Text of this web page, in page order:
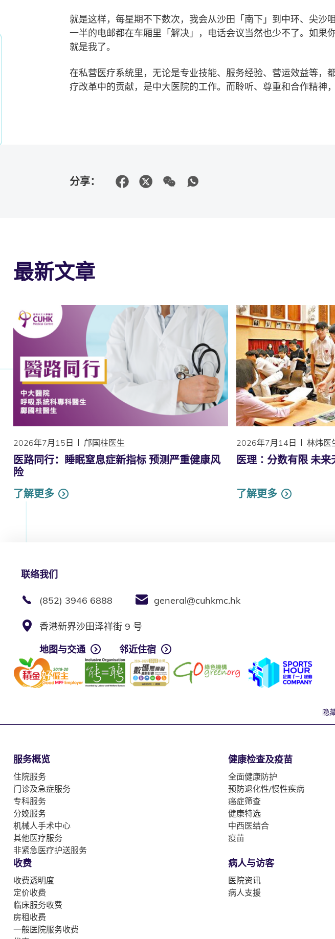
就是这样，每星期不下数次，我会从沙田「南下」到中环、尖
一半的电邮都在车厢里「解决」，电话会议当然也少不了。如
就是我了。
在私营医疗系统里，无论是专业技能、服务经验、营运效益等
疗改革中的贡献，是中大医院的工作。而聆听、尊重和合作精神
分享：
最新文章
2026年7月15日 邝国柱医生
医路同行：睡眠窒息症新指标 预测严重健康风
险
了解更多
2026年7月14日 林炜医
医理∶分数有限 未来
了解更多
联络我们
(852) 3946 6888 general@cuhkmc.hk
香港新界沙田泽祥街 9 号
地图与交通
邻近住宿
隐
服务概览
住院服务
门诊及急症服务
专科服务
分娩服务
机械人手术中心
其他医疗服务
非紧急医疗护送服务
健康检查及疫苗
全面健康防护
预防退化性/慢性疾病
癌症筛查
健康特选
中西医结合
疫苗
收费
收费透明度
定价收费
临床服务收费
房租收费
一般医院服务收费
病人与访客
医院资讯
病人支援